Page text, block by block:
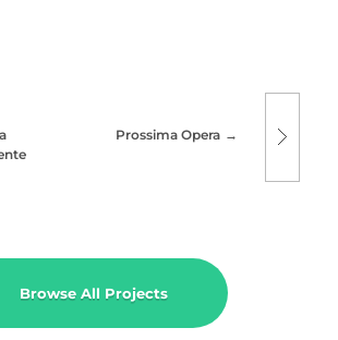
Prossima Opera
Browse All Projects